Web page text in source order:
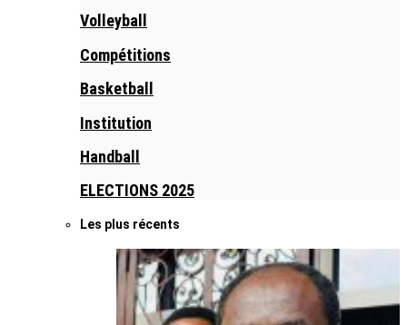
Volleyball
Compétitions
Basketball
Institution
Handball
ELECTIONS 2025
Les plus récents